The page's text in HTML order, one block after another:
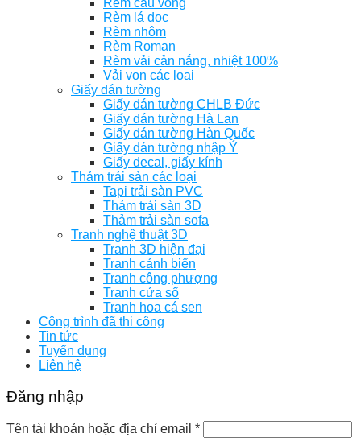
Rèm cầu vồng
Rèm lá dọc
Rèm nhôm
Rèm Roman
Rèm vải cản nắng, nhiệt 100%
Vải von các loại
Giấy dán tường
Giấy dán tường CHLB Đức
Giấy dán tường Hà Lan
Giấy dán tường Hàn Quốc
Giấy dán tường nhập Ý
Giấy decal, giấy kính
Thảm trải sàn các loại
Tapi trải sàn PVC
Thảm trải sàn 3D
Thảm trải sàn sofa
Tranh nghệ thuật 3D
Tranh 3D hiện đại
Tranh cảnh biển
Tranh công phượng
Tranh cửa sổ
Tranh hoa cá sen
Công trình đã thi công
Tin tức
Tuyển dụng
Liên hệ
Đăng nhập
Tên tài khoản hoặc địa chỉ email *